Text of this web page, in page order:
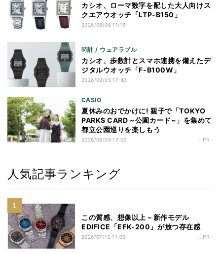
カシオ、ローマ数字を配した大人向けス
クエアウオッチ「LTP-B150」
2026/08/06 11:19
時計 / ウェアラブル
カシオ、歩数計とスマホ連携を備えたデ
ジタルウオッチ「F-B100W」
2026/08/05 17:42
CASIO
夏休みのおでかけに! 親子で「TOKYO
PARKS CARD ~公園カード~」を集めて
都立公園巡りを楽しもう
2026/08/05 17:00 - PR -
人気記事ランキング
この質感、想像以上 – 新作モデル
EDIFICE「EFK-200」が放つ存在感
2026/07/10 11:00 - PR -